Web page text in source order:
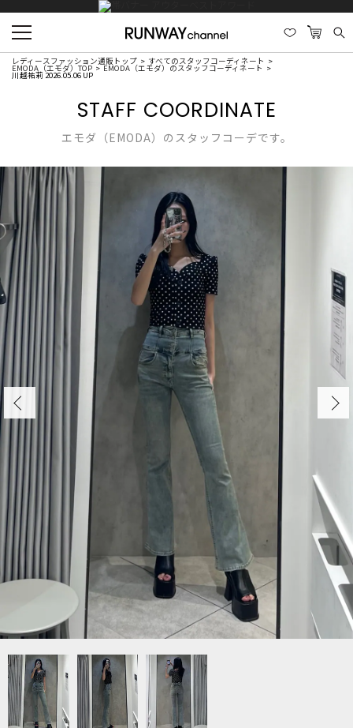
レディースファッション通販トップ すべてのスタッフコーディネート
EMODA（エモダ）TOP EMODA（エモダ）のスタッフコーディネート
川越祐莉 2026.05.06 UP
STAFF COORDINATE
エモダ（EMODA）のスタッフコーデです。